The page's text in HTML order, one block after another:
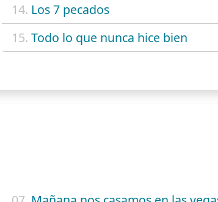
14. Los 7 pecados
15. Todo lo que nunca hice bien